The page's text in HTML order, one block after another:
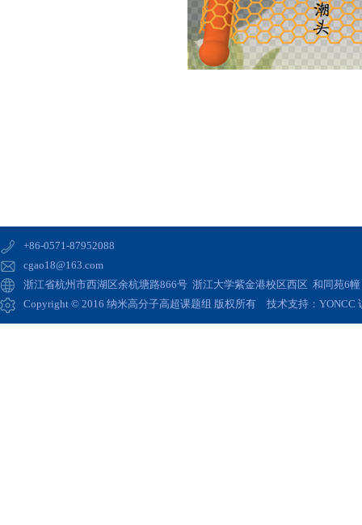
+86-0571-87952088
cgao18@163.com
浙江省杭州市西湖区余杭塘路866号 浙江大学紫金港校区西区 和同苑6
Copyright © 2016 纳米高分子高超课题组 版权所有 技术支持： YONCC